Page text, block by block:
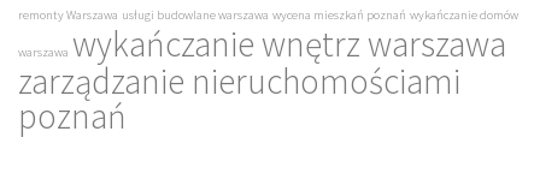
remonty Warszawa usługi budowlane warszawa wycena mieszkań poznań wykańczanie domów
warszawa wykańczanie wnętrz warszawa
zarządzanie nieruchomościami
poznań